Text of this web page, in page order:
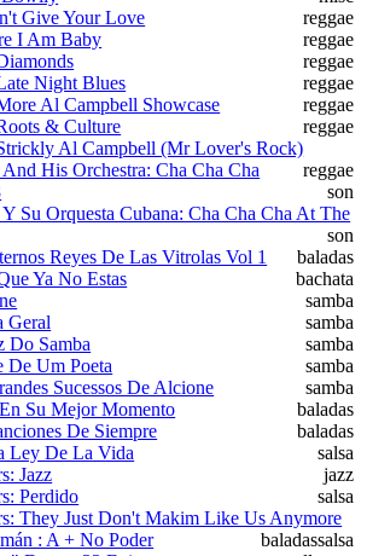
Give Your Love
reggae
I Am Baby
reggae
reggae
Night Blues
reggae
Al Campbell Showcase
reggae
& Culture
reggae
Al Campbell (Mr Lover's Rock)
reggae
His Orchestra: Cha Cha Cha
son
Su Orquesta Cubana: Cha Cha Cha At The
son
Reyes De Las Vitrolas Vol 1
baladas
Ya No Estas
bachata
samba
Geral
samba
Do Samba
samba
De Um Poeta
samba
Sucessos De Alcione
samba
Su Mejor Momento
baladas
De Siempre
baladas
Ley De La Vida
salsa
Jazz
jazz
Perdido
salsa
They Just Don't Makim Like Us Anymore
salsa
: A + No Poder
baladas